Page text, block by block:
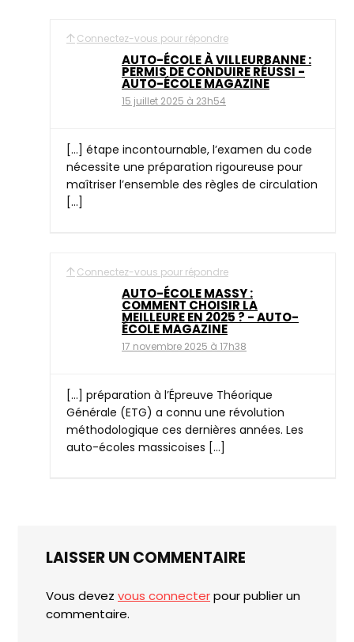
Connectez-vous pour répondre
AUTO-ÉCOLE À VILLEURBANNE :
PERMIS DE CONDUIRE RÉUSSI -
AUTO-ÉCOLE MAGAZINE
15 juillet 2025 à 23h54
[…] étape incontournable, l’examen du code
nécessite une préparation rigoureuse pour
maîtriser l’ensemble des règles de circulation
[…]
Connectez-vous pour répondre
AUTO-ÉCOLE MASSY :
COMMENT CHOISIR LA
MEILLEURE EN 2025 ? - AUTO-
ÉCOLE MAGAZINE
17 novembre 2025 à 17h38
[…] préparation à l’Épreuve Théorique
Générale (ETG) a connu une révolution
méthodologique ces dernières années. Les
auto-écoles massicoises […]
LAISSER UN COMMENTAIRE
Vous devez vous connecterpour publier un
commentaire.